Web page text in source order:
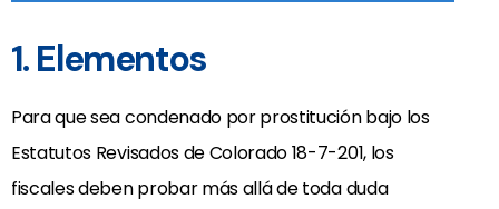
1. Elementos
Para que sea condenado por prostitución bajo los
Estatutos Revisados de Colorado 18-7-201, los
fiscales deben probar más allá de toda duda